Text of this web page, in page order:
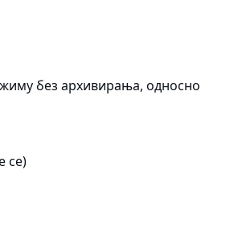
без архивирања, односно
се)